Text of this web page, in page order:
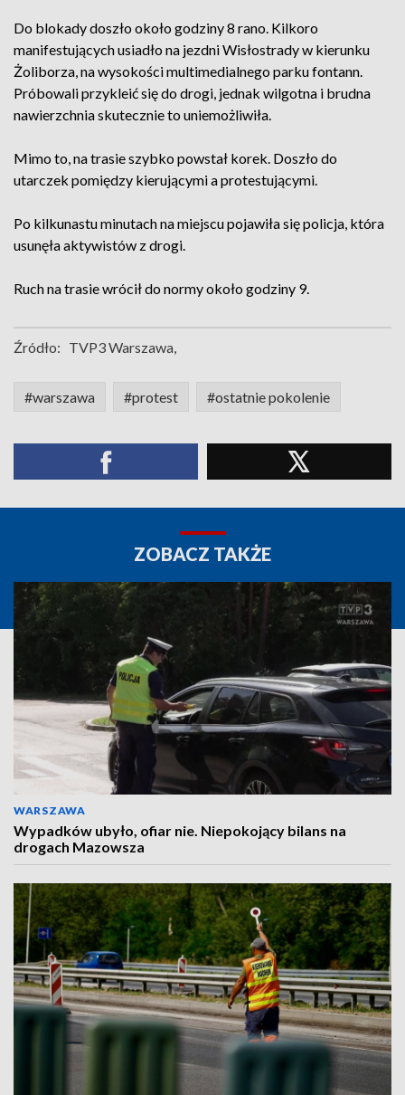
Do blokady doszło około godziny 8 rano. Kilkoro
manifestujących usiadło na jezdni Wisłostrady w kierunku
Żoliborza, na wysokości multimedialnego parku fontann.
Próbowali przykleić się do drogi, jednak wilgotna i brudna
nawierzchnia skutecznie to uniemożliwiła.
Mimo to, na trasie szybko powstał korek. Doszło do
utarczek pomiędzy kierującymi a protestującymi.
Po kilkunastu minutach na miejscu pojawiła się policja, która
usunęła aktywistów z drogi.
Ruch na trasie wrócił do normy około godziny 9.
Źródło: TVP3 Warszawa,
#warszawa #protest #ostatnie pokolenie
ZOBACZ TAKŻE
WARSZAWA
Wypadków ubyło, ofiar nie. Niepokojący bilans na
drogach Mazowsza